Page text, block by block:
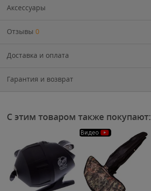
Аксессуары
Отзывы 0
Доставка и оплата
Гарантия и возврат
С этим товаром также покупают:
Видео